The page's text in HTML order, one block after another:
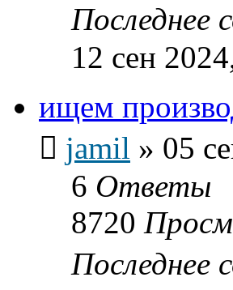
Последнее
12 сен
ищем
jamil » 05
6 Ответы
8720
Последнее